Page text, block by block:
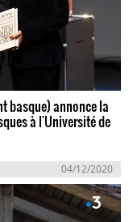
basque) annonce la
à l'Université de
04/12/2020